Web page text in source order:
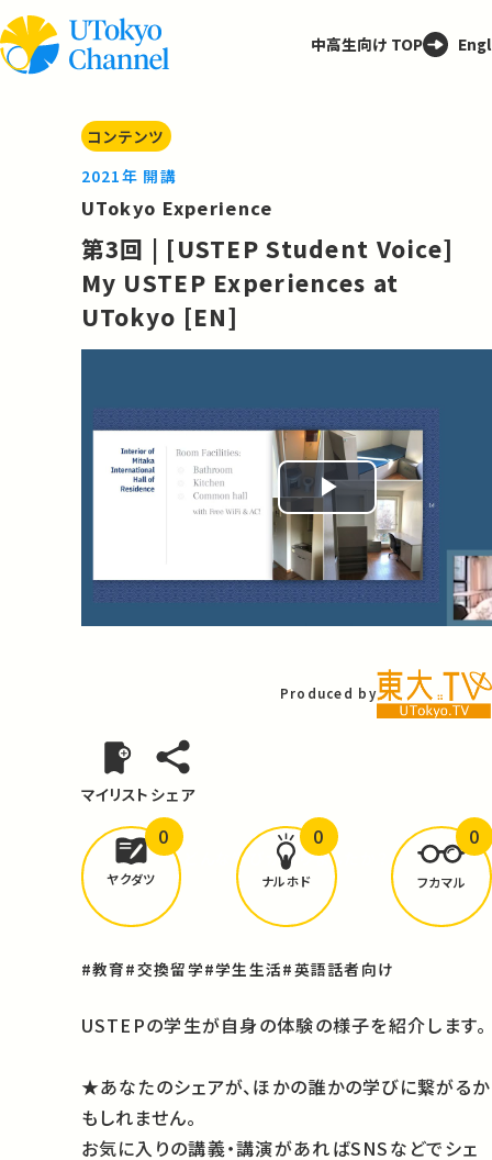
中高生向け TOP
コンテンツ
2021年 開講
UTokyo Experience
第3回 | [USTEP Student Voice]
My USTEP Experiences at
UTokyo [EN]
Play
Video
Produced by
マイリスト シェア
どんな学びがありましたか？
ヤクダツ
0
ナルホド
0
フカマル
0
#教育#交換留学#学生生活#英語話者向け
USTEPの学生が自身の体験の様子を紹介します。
★あなたのシェアが、ほかの誰かの学びに繋がるか
もしれません。
お気に入りの講義・講演があればSNSなどでシェ